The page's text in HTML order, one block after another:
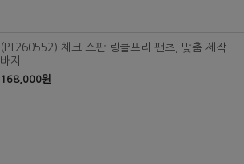
(PT260552) 체크 스판 링클프리 팬츠, 맞춤 제작
바지
168,000원